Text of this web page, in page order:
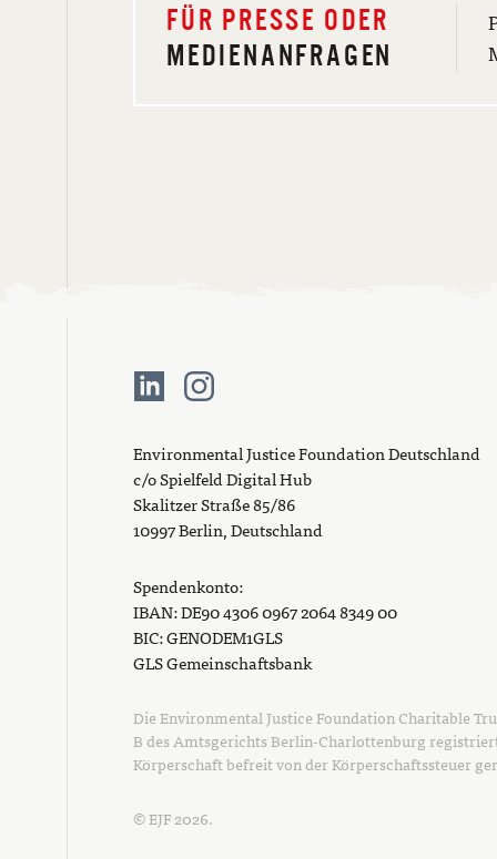
FÜR PRESSE ODER
MEDIENANFRAGEN
Environmental Justice Foundation Deutschland
c/o Spielfeld Digital Hub
Skalitzer Straße 85/86
10997 Berlin, Deutschland
Spendenkonto:
IBAN: DE90 4306 0967 2064 8349 00
BIC: GENODEM1GLS
GLS Gemeinschaftsbank
Die Environmental Justice Foundation Charitable
B des Amtsgerichts Berlin-Charlottenburg
Körperschaft befreit von der Körperschaftssteuer
© EJF 2026.